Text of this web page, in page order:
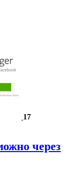
17
через